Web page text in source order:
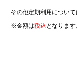
その他定期利用について
※金額は税込 となります